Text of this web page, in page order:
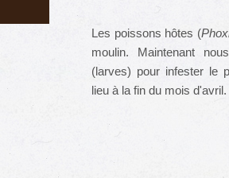
Les poissons hôtes (
moulin. Maintenant
(larves) pour infester le
lieu à la fin du mois d'avril.